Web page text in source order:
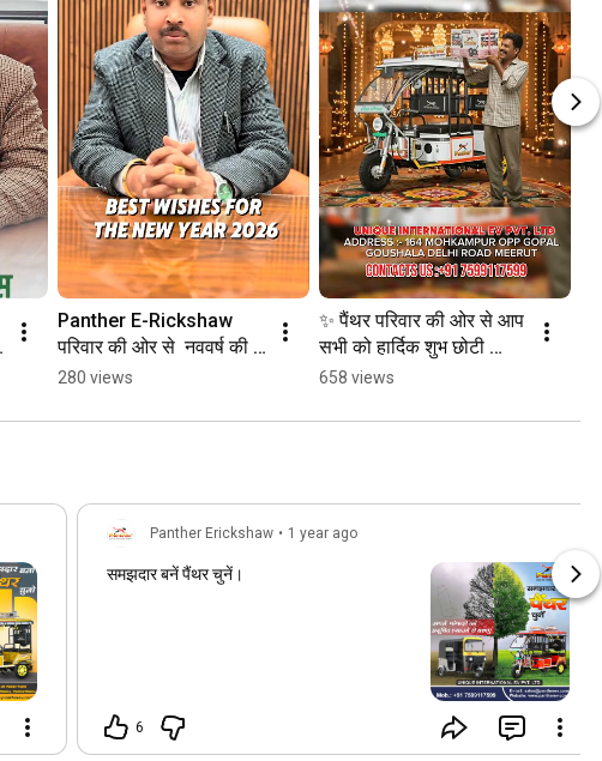
Panther E-Rickshaw
परिवार की ओर से  नववर्ष की
हार्दिक शुभकामनाएँ।
280 views
✨ पैंथर परिवार की ओर से आप
सभी को हार्दिक शुभ छोटी
दीपावली की शुभकामनाएँ! 🪔
her
658 views
Panther Erickshaw • 1 year ago
समझदार बनें पैंथर चुनें।
6